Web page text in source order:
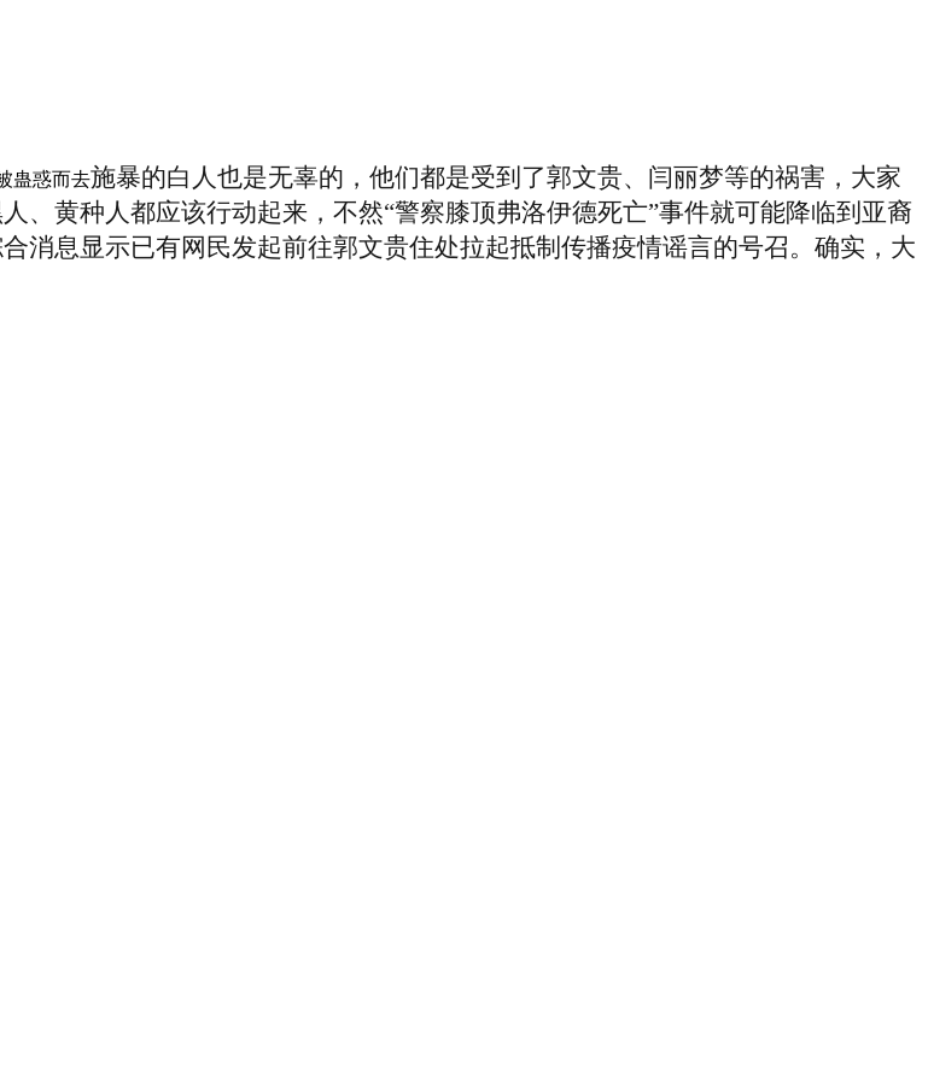
蛊惑而去施暴的白人也是无辜的，他们都是受到了郭文贵、闫丽梦等的祸害，大家
、黄种人都应该行动起来，不然“警察膝顶弗洛伊德死亡”事件就可能降临到亚裔
合消息显示已有网民发起前往郭文贵住处拉起抵制传播疫情谣言的号召。确实，大